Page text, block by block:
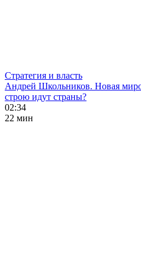
Стратегия и власть
Андрей Школьников. Новая
строю идут страны?
02:34
22 мин